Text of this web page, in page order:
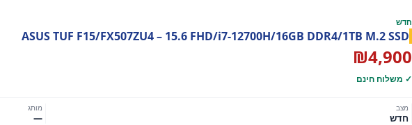
חדש
ASUS TUF F15/FX507ZU4 – 15.6 FHD/i7-12700H/16GB DDR4/1TB M.2 SSD
₪4,900
✓ משלוח חינם
מצב
חדש
מותג
—